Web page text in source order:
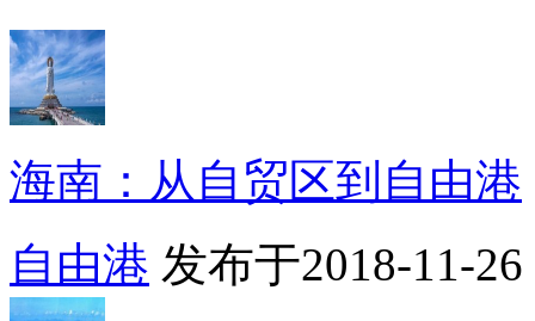
海南：从自贸区到自由港
自由港 发布于2018-11-26